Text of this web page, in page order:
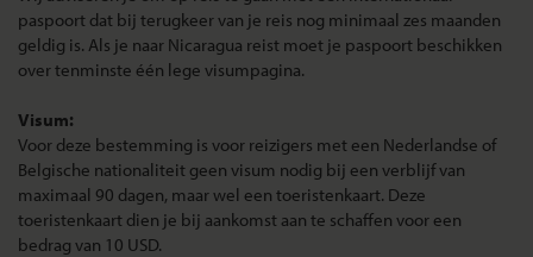
paspoort dat bij terugkeer van je reis nog minimaal zes maanden
geldig is. Als je naar Nicaragua reist moet je paspoort beschikken
over tenminste één lege visumpagina.
Visum:
Voor deze bestemming is voor reizigers met een Nederlandse of
Belgische nationaliteit geen visum nodig bij een verblijf van
maximaal 90 dagen, maar wel een toeristenkaart. Deze
toeristenkaart dien je bij aankomst aan te schaffen voor een
bedrag van 10 USD.